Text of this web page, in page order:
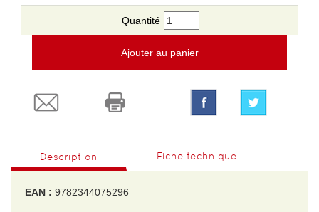
Quantité
Ajouter au panier
Description Fiche technique
EAN : 9782344075296